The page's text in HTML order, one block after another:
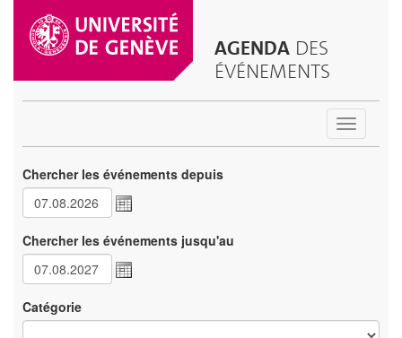
AGENDA DES
ÉVÉNEMENTS
Toggle
Chercher les événements depuis
Chercher les événements jusqu'au
Catégorie